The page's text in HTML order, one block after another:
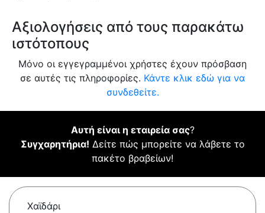
Αξιολογήσεις από τους παρακάτω
ιστότοπους
Μόνο οι εγγεγραμμένοι χρήστες έχουν πρόσβαση
σε αυτές τις πληροφορίες. Κάντε κλικ εδώ για να
συνδεθείτε.
Αυτή είναι η εταιρεία σας?
Συγχαρητήρια! Δείτε πώς μπορείτε να λάβετε το
πακέτο βραβείων!
Χαϊδάρι